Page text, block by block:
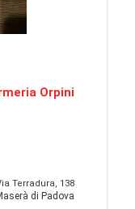
Orpini
Terradura, 138
di Padova